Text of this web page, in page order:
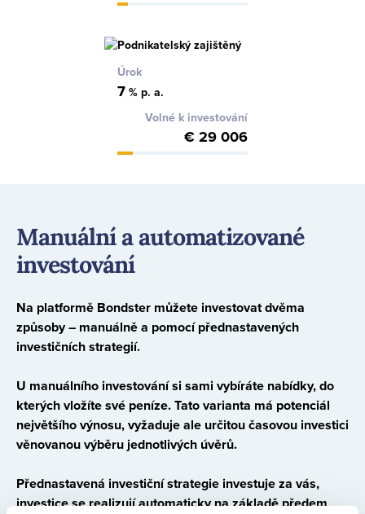
Úrok
7 % p. a.
Volné k investování
€ 29 006
Manuální a automatizované
investování
Na platformě Bondster můžete investovat dvěma
způsoby – manuálně a pomocí přednastavených
investičních strategií.
U manuálního investování si sami vybíráte nabídky, do
kterých vložíte své peníze. Tato varianta má potenciál
největšího výnosu, vyžaduje ale určitou časovou investici
věnovanou výběru jednotlivých úvěrů.
Přednastavená investiční strategie investuje za vás,
investice se realizují automaticky na základě předem